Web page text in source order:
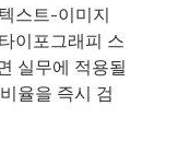
스트-이미지
이포그래피 스
실무에 적용될
율을 즉시 검